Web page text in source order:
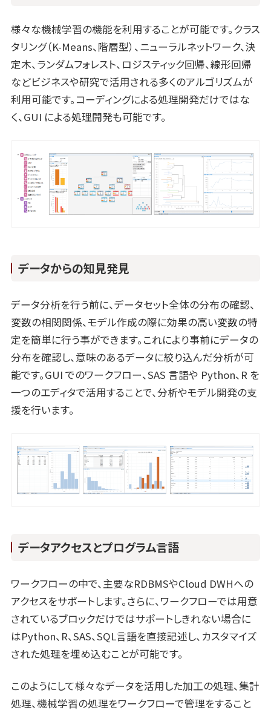
様々な機械学習の機能を利用することが可能です。クラス
タリング（K-Means、階層型）、ニューラルネットワーク、決
定木、ランダムフォレスト、ロジスティック回帰、線形回帰
などビジネスや研究で活用される多くのアルゴリズムが
利用可能です。コーディングによる処理開発だけではな
く、GUI による処理開発も可能です。
データからの知見発見
データ分析を行う前に、データセット全体の分布の確認、
変数の相関関係、モデル作成の際に効果の高い変数の特
定を簡単に行う事ができます。これにより事前にデータの
分布を確認し、意味のあるデータに絞り込んだ分析が可
能です。GUI でのワークフロー、SAS 言語や Python、R を
一つのエディタで活用することで、分析やモデル開発の支
援を行います。
データアクセスとプログラム言語
ワークフローの中で、主要なRDBMSやCloud DWHへの
アクセスをサポートします。さらに、ワークフローでは用意
されているブロックだけではサポートしきれない場合に
はPython、R、SAS、SQL言語を直接記述し、カスタマイズ
された処理を埋め込むことが可能です。
このようにして様々なデータを活用した加工の処理、集計
処理、機械学習の処理をワークフローで管理をすること